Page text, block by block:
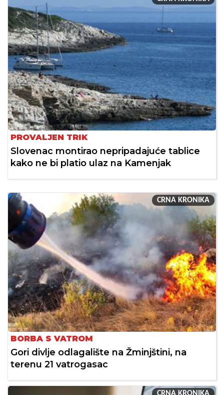
PROVALJEN TRIK
Slovenac montirao nepripadajuće tablice
kako ne bi platio ulaz na Kamenjak
CRNA KRONIKA
BORBA S VATROM
Gori divlje odlagalište na Žminjštini, na
terenu 21 vatrogasac